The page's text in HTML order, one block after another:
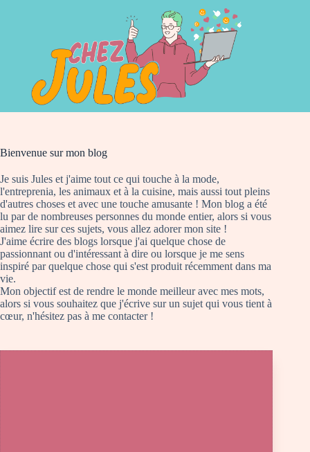
Bienvenue sur mon blog
Je suis Jules et j'aime tout ce qui touche à la mode,
l'entreprenia, les animaux et à la cuisine, mais aussi tout pleins
d'autres choses et avec une touche amusante ! Mon blog a été
lu par de nombreuses personnes du monde entier, alors si vous
aimez lire sur ces sujets, vous allez adorer mon site !
J'aime écrire des blogs lorsque j'ai quelque chose de
passionnant ou d'intéressant à dire ou lorsque je me sens
inspiré par quelque chose qui s'est produit récemment dans ma
vie.
Mon objectif est de rendre le monde meilleur avec mes mots,
alors si vous souhaitez que j'écrive sur un sujet qui vous tient à
cœur, n'hésitez pas à me contacter !